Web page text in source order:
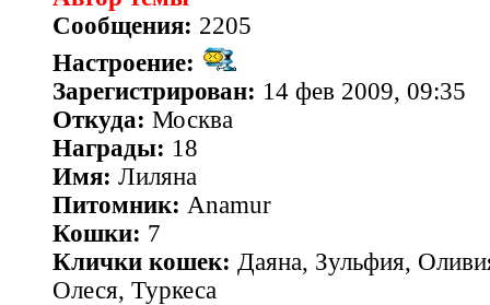
Сообщения: 2205
Настроение:
Зарегистрирован: 14 фев 2009, 09:35
Откуда: Москва
Награды: 18
Имя: Лиляна
Питомник: Anamur
Кошки: 7
Клички кошек: Даяна, Зульфия,
Олеся, Туркеса